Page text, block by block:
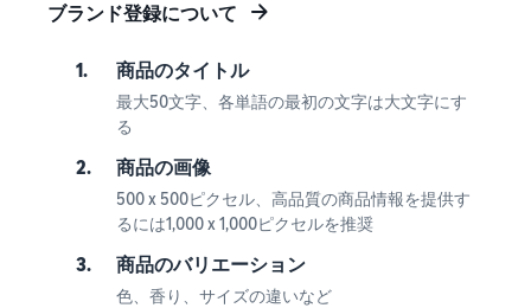
ブランド登録について
1. 商品のタイトル
最大50文字、各単語の最初の文字は大文字にす
る
2. 商品の画像
500 x 500ピクセル、高品質の商品情報を提供す
るには1,000 x 1,000ピクセルを推奨
3. 商品のバリエーション
色、香り、サイズの違いなど